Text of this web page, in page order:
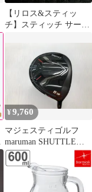
【リロス&スティッ
チ】スティッチ サーフ
¥9,760
マジェスティゴルフ
maruman SHUTTLE
2022 18度
IMPACTFIT m230 Rフ
レックス フェアウェ
イウッド 中古【最短